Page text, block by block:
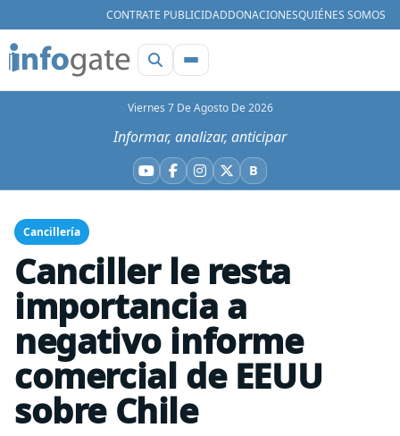
CONTRATE PUBLICIDADDONACIONESQUIÉNES SOMOS
Viernes 7 De Agosto De 2026
Informar, analizar, anticipar
YouTube
Facebook
Instagram
X BBluesky
Cancillería
Canciller le resta
importancia a
negativo informe
comercial de EEUU
sobre Chile